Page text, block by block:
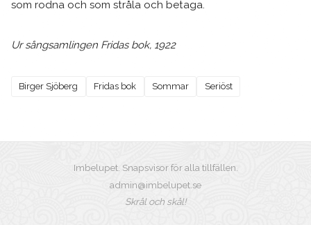
som rodna och som stråla och betaga.
Ur sångsamlingen Fridas bok, 1922
Birger Sjöberg Fridas bok Sommar Seriöst
Imbelupet. Snapsvisor för alla tillfällen.
admin@imbelupet.se
Skrål och skål!